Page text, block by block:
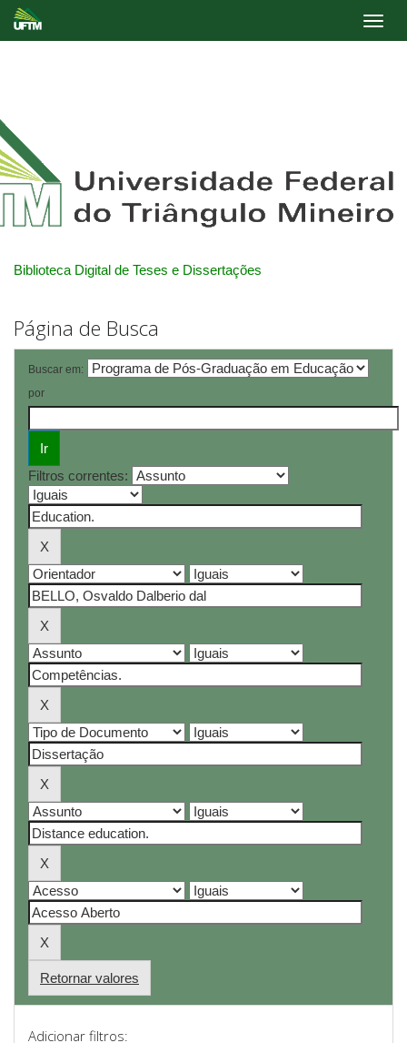
Biblioteca Digital de Teses e Dissertações
Página de Busca
Buscar em:
por
Filtros correntes:
Retornar valores
Adicionar filtros: